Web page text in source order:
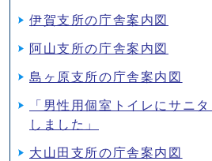
伊賀支所の庁舎案内図
阿山支所の庁舎案内図
島ヶ原支所の庁舎案内図
「男性用個室トイレにサニ
しました」
大山田支所の庁舎案内図